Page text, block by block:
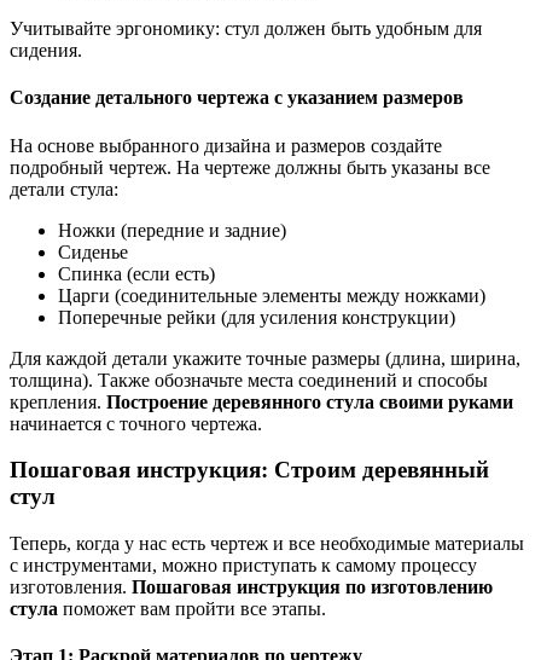
Учитывайте эргономику: стул должен быть удобным для
сидения.
Создание детального чертежа с указанием размеров
На основе выбранного дизайна и размеров создайте
подробный чертеж. На чертеже должны быть указаны все
детали стула:
Ножки (передние и задние)
Сиденье
Спинка (если есть)
Царги (соединительные элементы между ножками)
Поперечные рейки (для усиления конструкции)
Для каждой детали укажите точные размеры (длина, ширина,
толщина). Также обозначьте места соединений и способы
крепления. Построение деревянного стула своими руками
начинается с точного чертежа.
Пошаговая инструкция: Строим деревянный
стул
Теперь, когда у нас есть чертеж и все необходимые материалы
с инструментами, можно приступать к самому процессу
изготовления. Пошаговая инструкция по изготовлению
стула поможет вам пройти все этапы.